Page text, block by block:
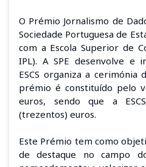
O Prémio Jornalismo de
Sociedade Portuguesa de
com a Escola Superior de
IPL). A SPE desenvolve e
ESCS organiza a
prémio é constituído pelo
euros, sendo que a
(trezentos) euros.
Este Prémio tem como
de destaque no campo